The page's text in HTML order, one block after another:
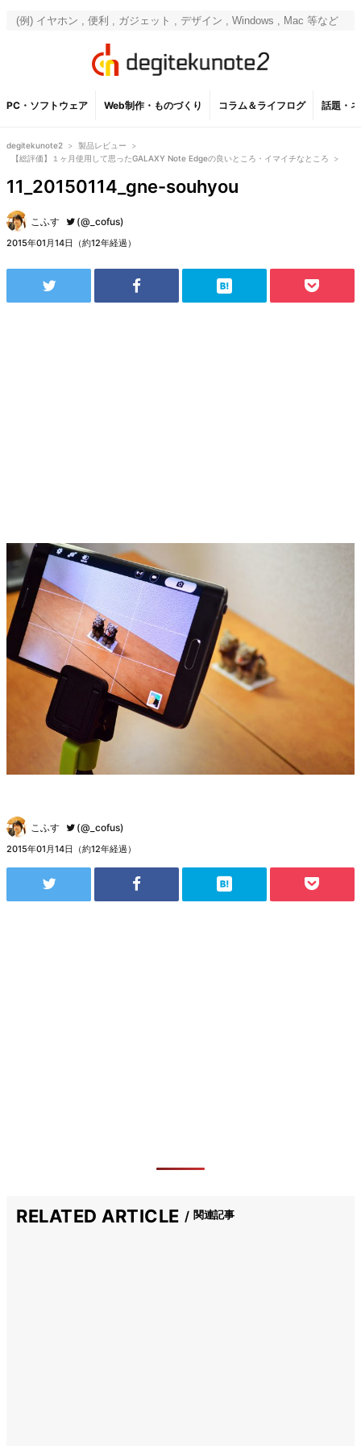
PC・ソフトウェア Web制作・ものづくり コラム＆ライフログ 話題・
degitekunote2 > 製品レビュー
>
【総評価】１ヶ月使用して思ったGALAXY Note Edgeの良いところ・イマイチなところ
>
11_20150114_gne-souhyou
こふす (@_cofus)
2015年01月14日（約12年経過）
こふす (@_cofus)
2015年01月14日（約12年経過）
RELATED ARTICLE 関連記事